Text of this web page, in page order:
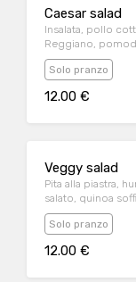
Caesar salad
Insalata, pollo
Reggiano,
glutine, soia
Solo pranzo
12.00 €
Veggy salad
Pita alla piastra,
salato, quinoa soffiata,
Condito con
Solo pranzo
12.00 €